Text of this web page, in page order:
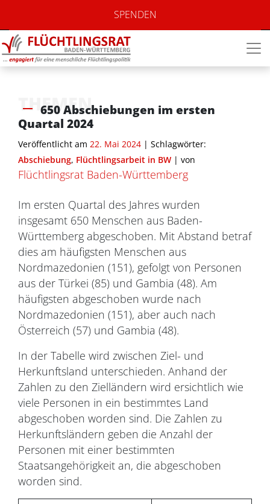
SPENDEN
THEMEN
650 Abschiebungen im ersten
Quartal 2024
Veröffentlicht am 22. Mai 2024 | Schlagwörter:
Abschiebung, Flüchtlingsarbeit in BW | von
Flüchtlingsrat Baden-Württemberg
Im ersten Quartal des Jahres wurden
insgesamt 650 Menschen aus Baden-
Württemberg abgeschoben. Mit Abstand betraf
dies am häufigsten Menschen aus
Nordmazedonien (151), gefolgt von Personen
aus der Türkei (85) und Gambia (48). Am
häufigsten abgeschoben wurde nach
Nordmazedonien (151), aber auch nach
Österreich (57) und Gambia (48).
In der Tabelle wird zwischen Ziel- und
Herkunftsland unterschieden. Anhand der
Zahlen zu den Zielländern wird ersichtlich wie
viele Personen in ein bestimmtes Land
abgeschoben worden sind. Die Zahlen zu
Herkunftsländern geben die Anzahl der
Personen mit einer bestimmten
Staatsangehörigkeit an, die abgeschoben
worden sind.